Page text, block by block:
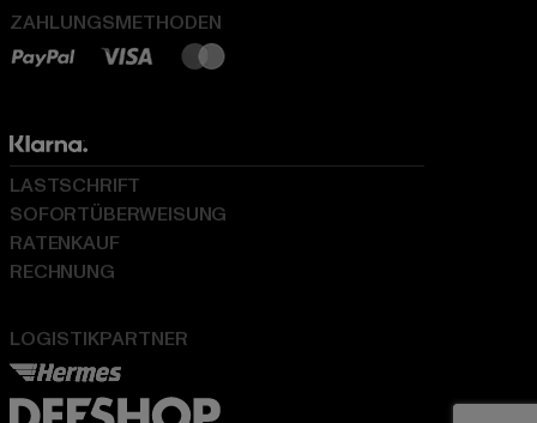
ZAHLUNGSMETHODEN
LOGISTIKPARTNER
LASTSCHRIFT
SOFORTÜBERWEISUNG
RATENKAUF
RECHNUNG